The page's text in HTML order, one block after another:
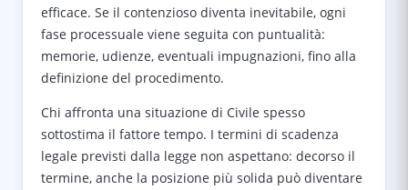
efficace. Se il contenzioso diventa inevitabile, ogni
fase processuale viene seguita con puntualità:
memorie, udienze, eventuali impugnazioni, fino alla
definizione del procedimento.
Chi affronta una situazione di Civile spesso
sottostima il fattore tempo. I termini di scadenza
legale previsti dalla legge non aspettano: decorso il
termine, anche la posizione più solida può diventare